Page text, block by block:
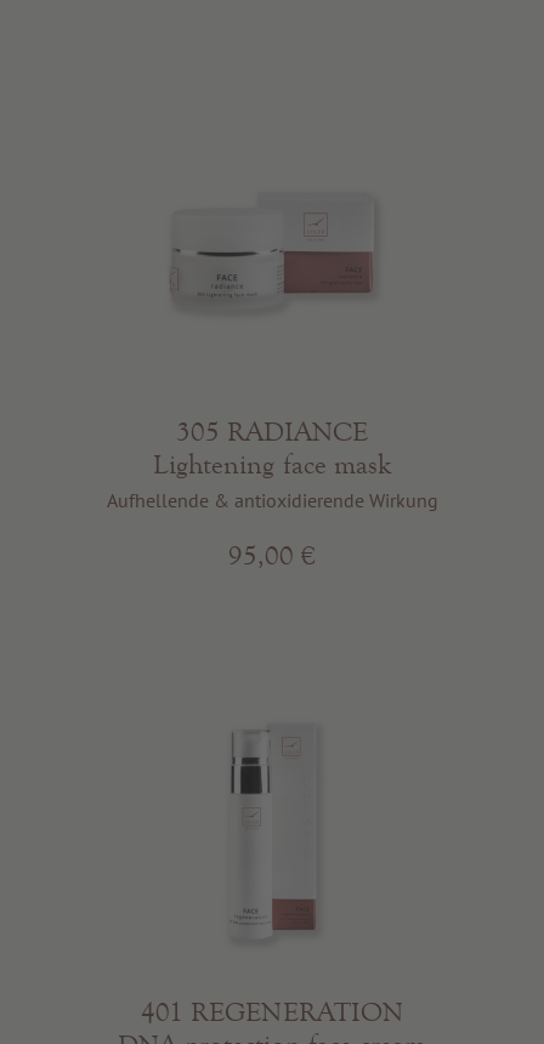
305 RADIANCE
Lightening face mask
Aufhellende & antioxidierende Wirkung
95,00 €
401 REGENERATION